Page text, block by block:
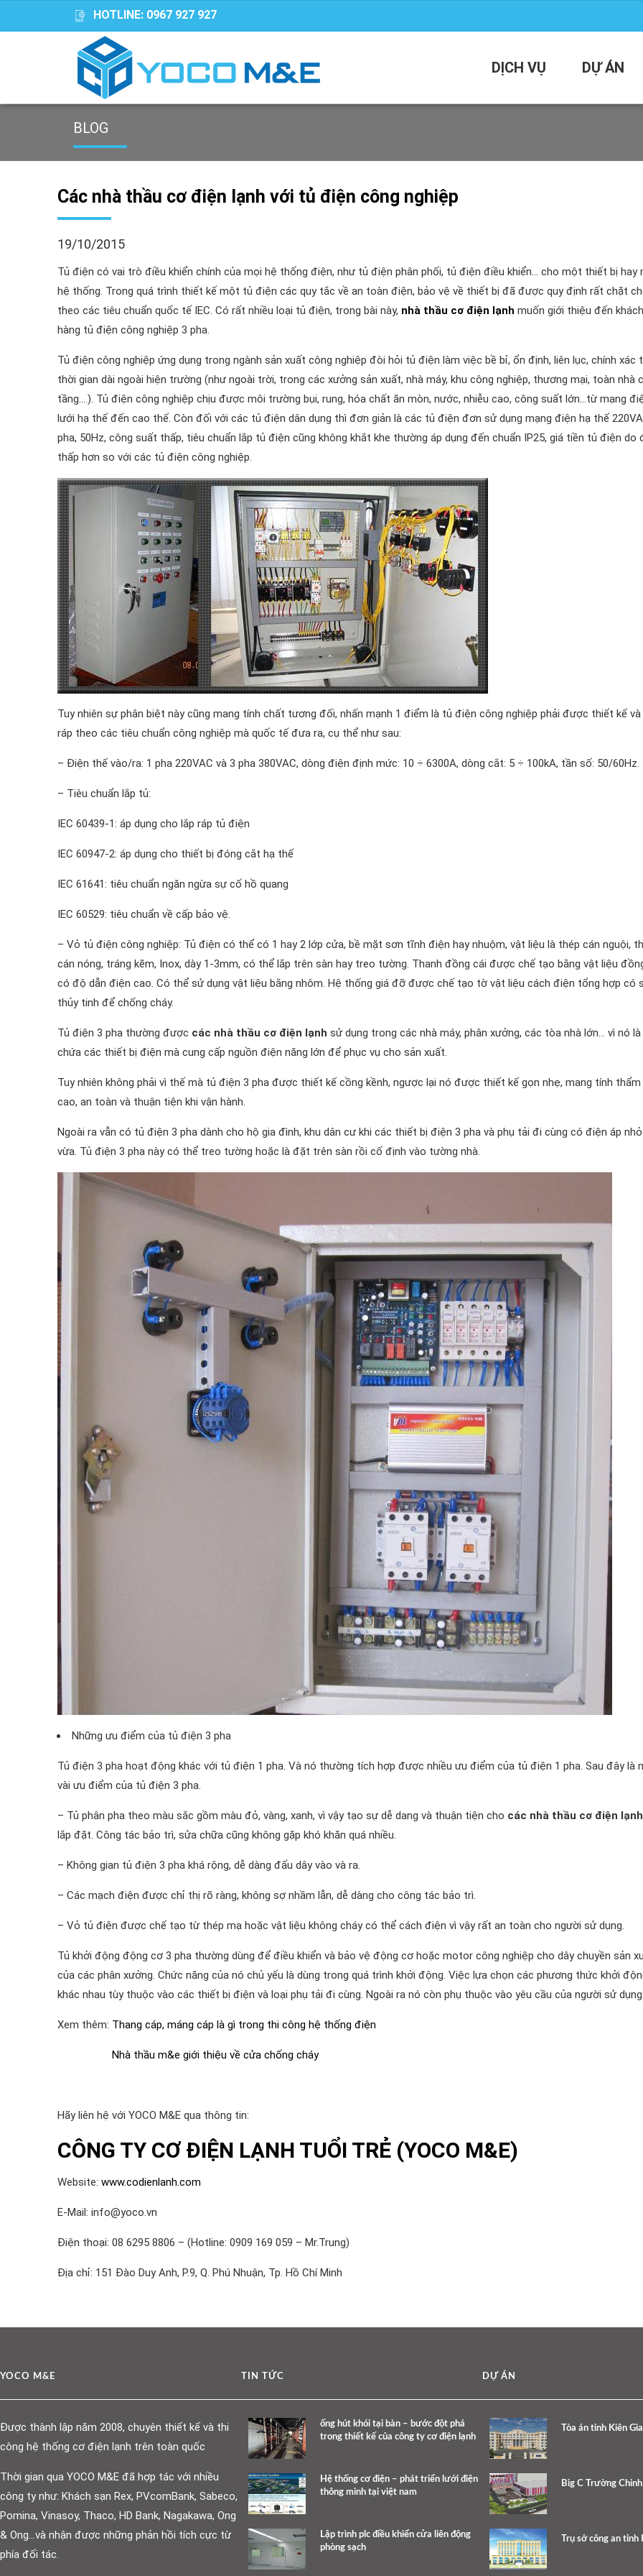
HOTLINE: 0967 927 927
DỊCH VỤ DỰ ÁN
BLOG
Các nhà thầu cơ điện lạnh với tủ điện công nghiệp
19/10/2015
Tủ điện có vai trò điều khiển chính của mọi hệ thống điện, như tủ điện phân phối, tủ điện điều khiển… cho một thiết bị hay
hệ thống. Trong quá trình thiết kế một tủ điện các quy tắc về an toàn điện, bảo vệ về thiết bị đã được quy định rất chặt
theo các tiêu chuẩn quốc tế IEC. Có rất nhiều loại tủ điện, trong bài này, nhà thầu cơ điện lạnh muốn giới thiệu đến khách
hàng tủ điện công nghiệp 3 pha.
Tủ điện công nghiệp ứng dụng trong ngành sản xuất công nghiệp đòi hỏi tủ điện làm việc bề bỉ, ổn định, liên lục, chính xác
thời gian dài ngoài hiện trường (như ngoài trời, trong các xưởng sản xuất, nhà máy, khu công nghiệp, thương mại, toàn nhà
tầng….). Tủ điện công nghiệp chịu được môi trường bụi, rung, hóa chất ăn mòn, nước, nhiễu cao, công suất lớn…từ mạng
lưới hạ thế đến cao thế. Còn đối với các tủ điện dân dụng thì đơn giản là các tủ điện đơn sử dụng mạng điện hạ thế
pha, 50Hz, công suất thấp, tiêu chuẩn lắp tủ điện cũng không khắt khe thường áp dụng đến chuẩn IP25, giá tiền tủ điện do
thấp hơn so với các tủ điện công nghiệp.
Tuy nhiên sự phân biệt này cũng mang tính chất tương đối, nhấn mạnh 1 điểm là tủ điện công nghiệp phải được thiết kế và
ráp theo các tiêu chuẩn công nghiệp mà quốc tế đưa ra, cụ thể như sau:
– Điện thế vào/ra: 1 pha 220VAC và 3 pha 380VAC, dòng điện định mức: 10 ÷ 6300A, dòng cắt: 5 ÷ 100kA, tần số: 50/60Hz.
– Tiêu chuẩn lắp tủ:
IEC 60439-1: áp dụng cho lắp ráp tủ điện
IEC 60947-2: áp dụng cho thiết bị đóng cắt hạ thế
IEC 61641: tiêu chuẩn ngăn ngừa sự cố hồ quang
IEC 60529: tiêu chuẩn về cấp bảo vệ.
– Vỏ tủ điện công nghiệp: Tủ điện có thể có 1 hay 2 lớp cửa, bề mặt sơn tĩnh điện hay nhuộm, vật liệu là thép cán nguội,
cán nóng, tráng kẽm, Inox, dày 1-3mm, có thể lắp trên sàn hay treo tường. Thanh đồng cái được chế tạo bằng vật liệu
có độ dẫn điện cao. Có thể sử dụng vật liệu bằng nhôm. Hệ thống giá đỡ được chế tạo tờ vật liệu cách điện tổng hợp có
thủy tinh để chống cháy.
Tủ điện 3 pha thường được các nhà thầu cơ điện lạnh sử dụng trong các nhà máy, phân xưởng, các tòa nhà lớn… vì nó
chứa các thiết bị điện mà cung cấp nguồn điện năng lớn để phục vụ cho sản xuất.
Tuy nhiên không phải vì thế mà tủ điện 3 pha được thiết kế cồng kềnh, ngược lại nó được thiết kế gọn nhẹ, mang tính thẩm
cao, an toàn và thuận tiện khi vận hành.
Ngoài ra vẫn có tủ điện 3 pha dành cho hộ gia đình, khu dân cư khi các thiết bị điện 3 pha và phụ tải đi cùng có điện áp
vừa. Tủ điện 3 pha này có thể treo tường hoặc là đặt trên sàn rồi cố định vào tường nhà.
Những ưu điểm của tủ điện 3 pha
Tủ điện 3 pha hoạt động khác với tủ điện 1 pha. Và nó thường tích hợp được nhiều ưu điểm của tủ điện 1 pha. Sau đây là
vài ưu điểm của tủ điện 3 pha.
– Tủ phân pha theo màu sắc gồm màu đỏ, vàng, xanh, vì vậy tạo sự dễ dang và thuận tiện cho các nhà thầu cơ điện lạnh
lắp đặt. Công tác bảo trì, sửa chữa cũng không gặp khó khăn quá nhiều.
– Không gian tủ điện 3 pha khá rộng, dễ dàng đấu dây vào và ra.
– Các mạch điện được chỉ thị rõ ràng, không sợ nhầm lẫn, dễ dàng cho công tác bảo trì.
– Vỏ tủ điện được chế tạo từ thép mạ hoặc vật liệu không cháy có thể cách điện vì vậy rất an toàn cho người sử dụng.
Tủ khởi động động cơ 3 pha thường dùng để điều khiển và bảo vệ động cơ hoặc motor công nghiệp cho dây chuyền sản
của các phân xưởng. Chức năng của nó chủ yếu là dùng trong quá trình khởi động. Việc lựa chọn các phương thức khởi
khác nhau tùy thuộc vào các thiết bị điện và loại phụ tải đi cùng. Ngoài ra nó còn phụ thuộc vào yêu cầu của người sử dụng.
Xem thêm: Thang cáp, máng cáp là gì trong thi công hệ thống điện
Nhà thầu m&e giới thiệu về cửa chống cháy
Hãy liên hệ với YOCO M&E qua thông tin:
CÔNG TY CƠ ĐIỆN LẠNH TUỔI TRẺ (YOCO M&E)
Website: www.codienlanh.com
E-Mail: info@yoco.vn
Điện thoại: 08 6295 8806 – (Hotline: 0909 169 059 – Mr.Trung)
Địa chỉ: 151 Đào Duy Anh, P.9, Q. Phú Nhuận, Tp. Hồ Chí Minh
YOCO M&E
Được thành lập năm 2008, chuyên thiết kế và thi
công hệ thống cơ điện lạnh trên toàn quốc
Thời gian qua YOCO M&E đã hợp tác với nhiều
công ty như: Khách sạn Rex, PVcomBank, Sabeco,
Pomina, Vinasoy, Thaco, HD Bank, Nagakawa, Ong
& Ong…và nhận được những phản hồi tích cực từ
phía đối tác.
TIN TỨC
ống hút khói tại bàn – bước đột phá
trong thiết kế của công ty cơ điện lạnh
Hệ thống cơ điện – phát triển lưới điện
thông minh tại việt nam
Lập trình plc điều khiển cửa liên động
phòng sạch
DỰ ÁN
Tòa án tỉnh Kiên
Big C Trường Chinh
Trụ sở công an tỉnh